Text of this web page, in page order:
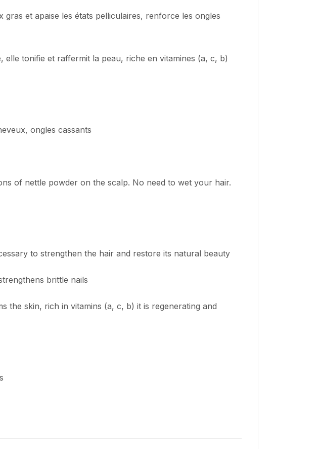
et apaise les états pelliculaires, renforce les ongles
elle tonifie et raffermit la peau, riche en vitamines (a, c, b)
ongles cassants
of nettle powder on the scalp. No need to wet your hair.
to strengthen the hair and restore its natural beauty
brittle nails
the skin, rich in vitamins (a, c, b) it is regenerating and